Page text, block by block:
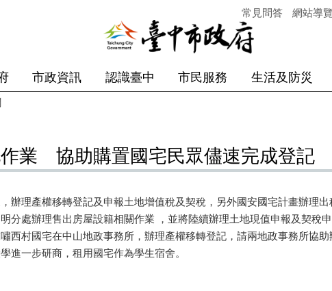
常見問答 網站導
市政資訊 認識臺中 市民服務 生活及防災
業 協助購置國宅民眾儘速完成登記
，辦理產權移轉登記及申報土地增值稅及契稅，另外國安國宅計畫
分處辦理售出房屋設籍相關作業 ，並將陸續辦理土地現值申報及契稅
嘯西村國宅在中山地政事務所，辦理產權移轉登記，請兩地政事務所
進一步研商，租用國宅作為學生宿舍。